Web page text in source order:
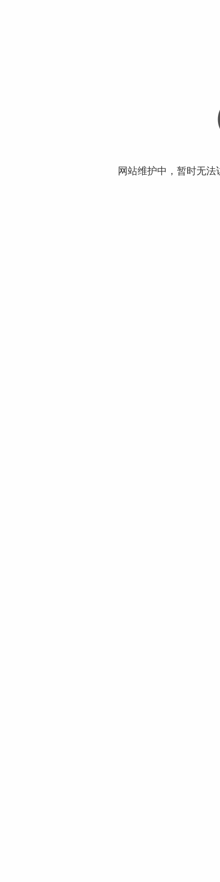
网站维护中，暂时无